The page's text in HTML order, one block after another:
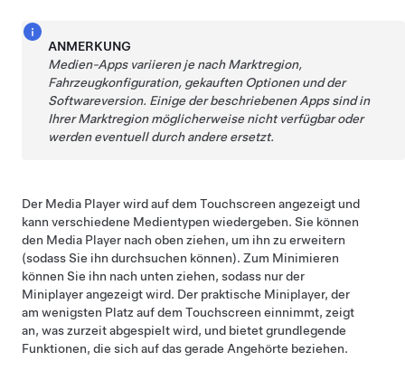
ANMERKUNG
Medien-Apps variieren je nach Marktregion,
Fahrzeugkonfiguration, gekauften Optionen und der
Softwareversion. Einige der beschriebenen Apps sind in
Ihrer Marktregion möglicherweise nicht verfügbar oder
werden eventuell durch andere ersetzt.
Der Media Player wird auf dem Touchscreen angezeigt und
kann verschiedene Medientypen wiedergeben. Sie können
den Media Player nach oben ziehen, um ihn zu erweitern
(sodass Sie ihn durchsuchen können). Zum Minimieren
können Sie ihn nach unten ziehen, sodass nur der
Miniplayer angezeigt wird. Der praktische Miniplayer, der
am wenigsten Platz auf dem Touchscreen einnimmt, zeigt
an, was zurzeit abgespielt wird, und bietet grundlegende
Funktionen, die sich auf das gerade Angehörte beziehen.